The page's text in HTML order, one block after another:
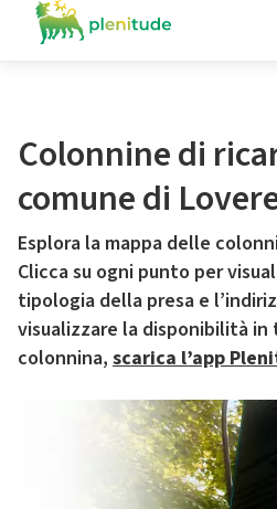
Colonnine di
comune di
Esplora la mappa delle
Clicca su ogni punto per
tipologia della presa e
visualizzare la disponibilità
colonnina, scarica l’app